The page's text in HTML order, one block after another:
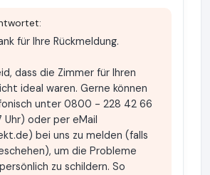
für Ihre Rückmeldung.
dass die Zimmer für Ihren
ideal waren. Gerne können
unter 0800 - 228 42 66
Uhr) oder per eMail
) bei uns zu melden (falls
um die Probleme
zu schildern. So